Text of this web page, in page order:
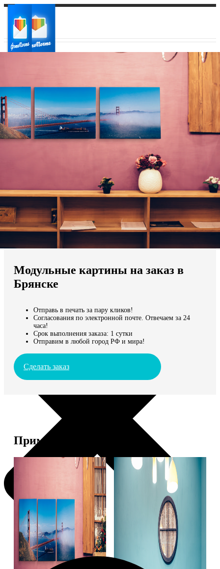
Ваш город:
Ваш регион доставки
Выберите из списка:
Мы доставляем по всему миру
Продолжить без города
Модульные картины на заказ в
Брянске
Отправь в печать за пару кликов!
Согласования по электронной почте. Отвечаем за 24
часа!
Срок выполнения заказа: 1 сутки
Отправим в любой город РФ и мира!
Сделать заказ
Примеры работ